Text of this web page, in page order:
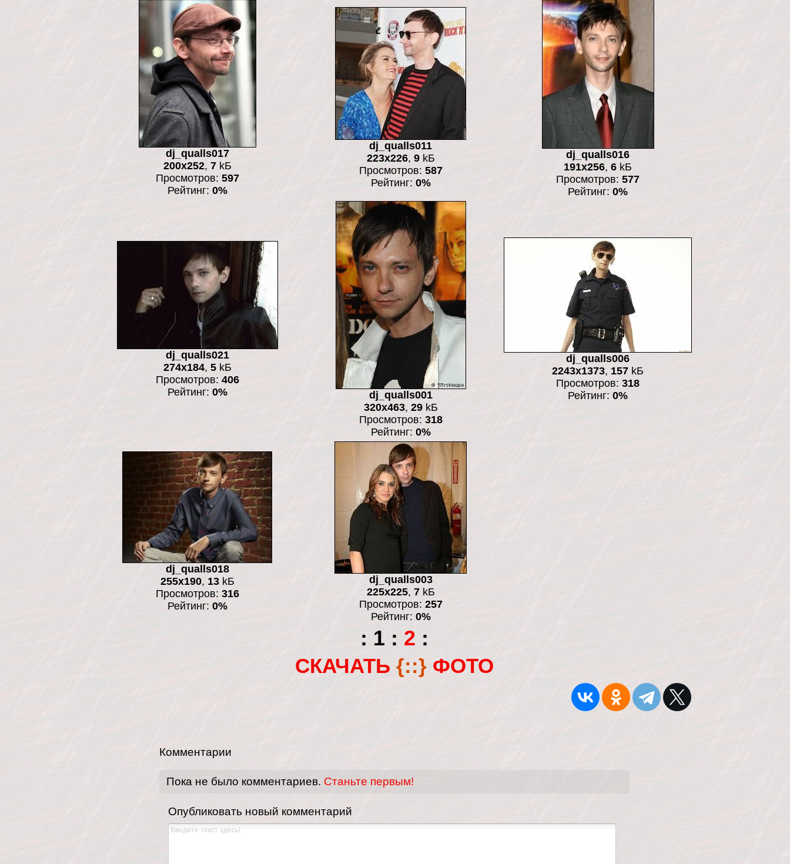
dj_qualls017
200x252, 7kБ
Просмотров: 597
Рейтинг: 0%
dj_qualls011
223x226, 9kБ
Просмотров: 587
Рейтинг: 0%
dj_qualls016
191x256, 6 kБ
Просмотров: 577
Рейтинг: 0%
dj_qualls021
274x184, 5kБ
Просмотров: 406
Рейтинг: 0%
dj_qualls001
320x463, 29kБ
Просмотров: 318
Рейтинг: 0%
dj_qualls006
2243x1373, 157 kБ
Просмотров: 318
Рейтинг: 0%
dj_qualls018
255x190, 13kБ
Просмотров: 316
Рейтинг: 0%
dj_qualls003
225x225, 7kБ
Просмотров: 257
Рейтинг: 0%
: 1 : 2 :
СКАЧАТЬ {::} ФОТО
Комментарии
Пока не было комментариев. Станьте первым!
Опубликовать новый комментарий